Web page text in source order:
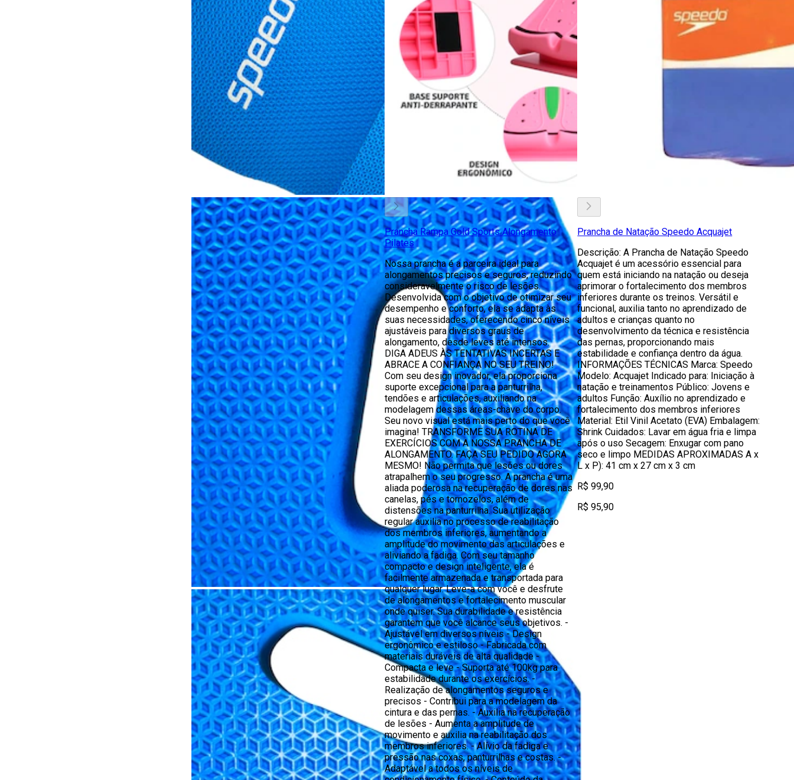
Prancha Rampa Gold Sports Alongamento
Pilates
Nossa prancha é a parceira ideal para
alongamentos precisos e seguros, reduzindo
consideravelmente o risco de lesões.
Desenvolvida com o objetivo de otimizar seu
desempenho e conforto, ela se adapta às
suas necessidades, oferecendo cinco níveis
ajustáveis para diversos graus de
alongamento, desde leves até intensos.
DIGA ADEUS ÀS TENTATIVAS INCERTAS E
ABRACE A CONFIANÇA NO SEU TREINO!
Com seu design inovador, ela proporciona
suporte excepcional para a panturrilha,
tendões e articulações, auxiliando na
modelagem dessas áreas-chave do corpo.
Seu novo visual está mais perto do que você
imagina! TRANSFORME SUA ROTINA DE
EXERCÍCIOS COM A NOSSA PRANCHA DE
ALONGAMENTO. FAÇA SEU PEDIDO AGORA
MESMO! Não permita que lesões ou dores
atrapalhem o seu progresso. A prancha é uma
aliada poderosa na recuperação de dores nas
canelas, pés e tornozelos, além de
distensões na panturrilha. Sua utilização
regular auxilia no processo de reabilitação
dos membros inferiores, aumentando a
amplitude do movimento das articulações e
aliviando a fadiga. Com seu tamanho
compacto e design inteligente, ela é
facilmente armazenada e transportada para
qualquer lugar. Leve-a com você e desfrute
de alongamentos e fortalecimento muscular
onde quiser. Sua durabilidade e resistência
garantem que você alcance seus objetivos. -
Ajustável em diversos níveis - Design
ergonômico e estiloso - Fabricada com
materiais duráveis de alta qualidade -
Compacta e leve - Suporta até 100kg para
estabilidade durante os exercícios. -
Realização de alongamentos seguros e
precisos - Contribui para a modelagem da
cintura e das pernas. - Auxilia na recuperação
de lesões - Aumenta a amplitude de
movimento e auxilia na reabilitação dos
membros inferiores. - Alívio da fadiga e
pressão nas coxas, panturrilhas e costas. -
Adaptável a todos os níveis de
Prancha de Natação Speedo Acquajet
Descrição: A Prancha de Natação Speedo
Acquajet é um acessório essencial para
quem está iniciando na natação ou deseja
aprimorar o fortalecimento dos membros
inferiores durante os treinos. Versátil e
funcional, auxilia tanto no aprendizado de
adultos e crianças quanto no
desenvolvimento da técnica e resistência
das pernas, proporcionando mais
estabilidade e confiança dentro da água.
INFORMAÇÕES TÉCNICAS Marca: Speedo
Modelo: Acquajet Indicado para: Iniciação à
natação e treinamentos Público: Jovens e
adultos Função: Auxílio no aprendizado e
fortalecimento dos membros inferiores
Material: Etil Vinil Acetato (EVA) Embalagem:
Shrink Cuidados: Lavar em água fria e limpa
após o uso Secagem: Enxugar com pano
seco e limpo MEDIDAS APROXIMADAS A x
L x P): 41 cm x 27 cm x 3 cm
R$ 99,90
R$ 95,90